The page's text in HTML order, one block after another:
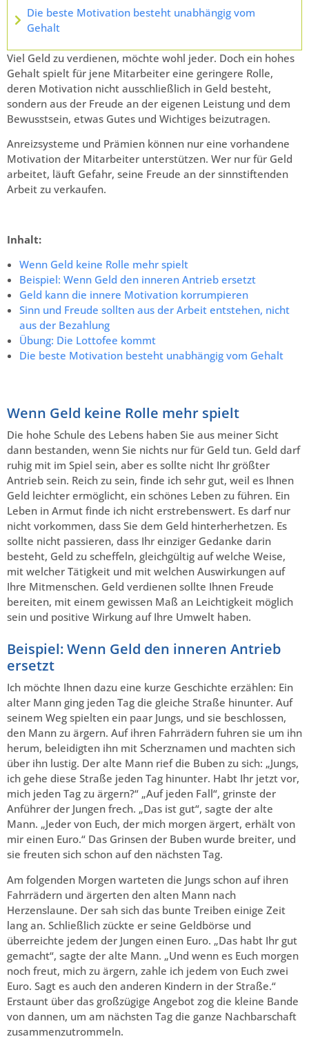
Die beste Motivation besteht unabhängig vom
Gehalt
Viel Geld zu verdienen, möchte wohl jeder. Doch ein hohes
Gehalt spielt für jene Mitarbeiter eine geringere Rolle,
deren Motivation nicht ausschließlich in Geld besteht,
sondern aus der Freude an der eigenen Leistung und dem
Bewusstsein, etwas Gutes und Wichtiges beizutragen.
Anreizsysteme und Prämien können nur eine vorhandene
Motivation der Mitarbeiter unterstützen. Wer nur für Geld
arbeitet, läuft Gefahr, seine Freude an der sinnstiftenden
Arbeit zu verkaufen.
Inhalt:
Wenn Geld keine Rolle mehr spielt
Beispiel: Wenn Geld den inneren Antrieb ersetzt
Geld kann die innere Motivation korrumpieren
Sinn und Freude sollten aus der Arbeit entstehen, nicht
aus der Bezahlung
Übung: Die Lottofee kommt
Die beste Motivation besteht unabhängig vom Gehalt
Wenn Geld keine Rolle mehr spielt
Die hohe Schule des Lebens haben Sie aus meiner Sicht
dann bestanden, wenn Sie nichts nur für Geld tun. Geld darf
ruhig mit im Spiel sein, aber es sollte nicht Ihr größter
Antrieb sein. Reich zu sein, finde ich sehr gut, weil es Ihnen
Geld leichter ermöglicht, ein schönes Leben zu führen. Ein
Leben in Armut finde ich nicht erstrebenswert. Es darf nur
nicht vorkommen, dass Sie dem Geld hinterherhetzen. Es
sollte nicht passieren, dass Ihr einziger Gedanke darin
besteht, Geld zu scheffeln, gleichgültig auf welche Weise,
mit welcher Tätigkeit und mit welchen Auswirkungen auf
Ihre Mitmenschen. Geld verdienen sollte Ihnen Freude
bereiten, mit einem gewissen Maß an Leichtigkeit möglich
sein und positive Wirkung auf Ihre Umwelt haben.
Beispiel: Wenn Geld den inneren Antrieb
ersetzt
Ich möchte Ihnen dazu eine kurze Geschichte erzählen: Ein
alter Mann ging jeden Tag die gleiche Straße hinunter. Auf
seinem Weg spielten ein paar Jungs, und sie beschlossen,
den Mann zu ärgern. Auf ihren Fahrrädern fuhren sie um ihn
herum, beleidigten ihn mit Scherznamen und machten sich
über ihn lustig. Der alte Mann rief die Buben zu sich: „Jungs,
ich gehe diese Straße jeden Tag hinunter. Habt Ihr jetzt vor,
mich jeden Tag zu ärgern?“ „Auf jeden Fall“, grinste der
Anführer der Jungen frech. „Das ist gut“, sagte der alte
Mann. „Jeder von Euch, der mich morgen ärgert, erhält von
mir einen Euro.“ Das Grinsen der Buben wurde breiter, und
sie freuten sich schon auf den nächsten Tag.
Am folgenden Morgen warteten die Jungs schon auf ihren
Fahrrädern und ärgerten den alten Mann nach
Herzenslaune. Der sah sich das bunte Treiben einige Zeit
lang an. Schließlich zückte er seine Geldbörse und
überreichte jedem der Jungen einen Euro. „Das habt Ihr gut
gemacht“, sagte der alte Mann. „Und wenn es Euch morgen
noch freut, mich zu ärgern, zahle ich jedem von Euch zwei
Euro. Sagt es auch den anderen Kindern in der Straße.“
Erstaunt über das großzügige Angebot zog die kleine Bande
von dannen, um am nächsten Tag die ganze Nachbarschaft
zusammenzutrommeln.